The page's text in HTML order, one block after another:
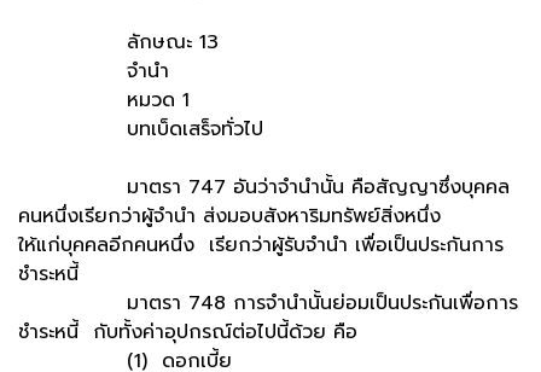
ลักษณะ 13
จำนำ
หมวด 1
บทเบ็ดเสร็จทั่วไป
มาตรา 747 อันว่าจำนำนั้น คือสัญญาซึ่งบุคคล
คนหนึ่งเรียกว่าผู้จำนำ ส่งมอบสังหาริมทรัพย์สิ่งหนึ่ง
ให้แก่บุคคลอีกคนหนึ่ง เรียกว่าผู้รับจำนำ เพื่อเป็นประกันการ
ชำระหนี้
มาตรา 748 การจำนำนั้นย่อมเป็นประกันเพื่อการ
ชำระหนี้ กับทั้งค่าอุปกรณ์ต่อไปนี้ด้วย คือ
(1) ดอกเบี้ย